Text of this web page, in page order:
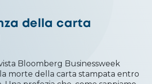
della carta
Bloomberg Businessweek
morte della carta stampata entro